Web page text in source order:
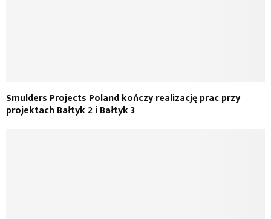
Smulders Projects Poland kończy realizację prac przy
projektach Bałtyk 2 i Bałtyk 3